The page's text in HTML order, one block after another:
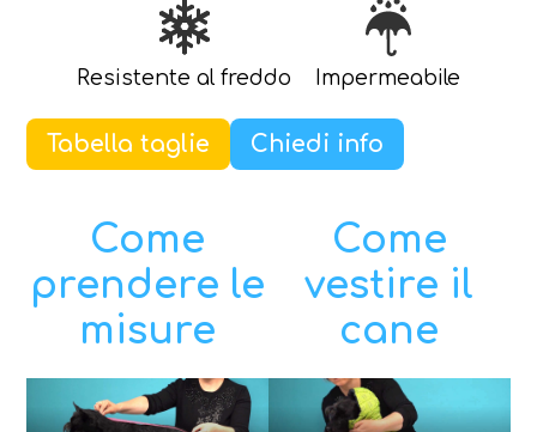
Resistente al freddo Impermeabile
Tabella taglie Chiedi info
Come
prendere le
misure
Come
vestire il
cane